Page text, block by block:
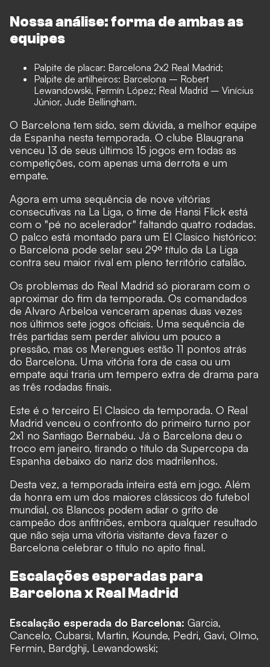
Nossa análise: forma de ambas as
equipes
Palpite de placar: Barcelona 2x2 Real Madrid;
Palpite de artilheiros: Barcelona – Robert
Lewandowski, Fermín López; Real Madrid – Vinícius
Júnior, Jude Bellingham.
O Barcelona tem sido, sem dúvida, a melhor equipe
da Espanha nesta temporada. O clube Blaugrana
venceu 13 de seus últimos 15 jogos em todas as
competições, com apenas uma derrota e um
empate.
Agora em uma sequência de nove vitórias
consecutivas na La Liga, o time de Hansi Flick está
com o "pé no acelerador" faltando quatro rodadas.
O palco está montado para um El Clasico histórico:
o Barcelona pode selar seu 29º título da La Liga
contra seu maior rival em pleno território catalão.
Os problemas do Real Madrid só pioraram com o
aproximar do fim da temporada. Os comandados
de Alvaro Arbeloa venceram apenas duas vezes
nos últimos sete jogos oficiais. Uma sequência de
três partidas sem perder aliviou um pouco a
pressão, mas os Merengues estão 11 pontos atrás
do Barcelona. Uma vitória fora de casa ou um
empate aqui traria um tempero extra de drama para
as três rodadas finais.
Este é o terceiro El Clasico da temporada. O Real
Madrid venceu o confronto do primeiro turno por
2x1 no Santiago Bernabéu. Já o Barcelona deu o
troco em janeiro, tirando o título da Supercopa da
Espanha debaixo do nariz dos madrilenhos.
Desta vez, a temporada inteira está em jogo. Além
da honra em um dos maiores clássicos do futebol
mundial, os Blancos podem adiar o grito de
campeão dos anfitriões, embora qualquer resultado
que não seja uma vitória visitante deva fazer o
Barcelona celebrar o título no apito final.
Escalações esperadas para
Barcelona x Real Madrid
Escalação esperada do Barcelona: Garcia,
Cancelo, Cubarsi, Martin, Kounde, Pedri, Gavi, Olmo,
Fermin, Bardghji, Lewandowski;